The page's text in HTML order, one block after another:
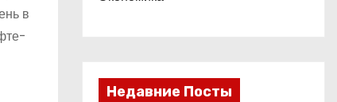
в
Недавние Посты